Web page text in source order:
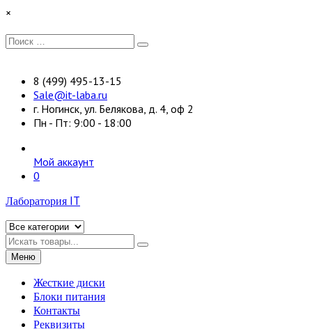
Перейти
содержимому
×
Искать:
Поиск
8 (499) 495-13-15
Sale@it-laba.ru
г. Ногинск, ул. Белякова, д. 4, оф 2
Пн - Пт: 9:00 - 18:00
Мой аккаунт
0
Лаборатория IT
Искать
Меню
Жесткие диски
Блоки питания
Контакты
Реквизиты